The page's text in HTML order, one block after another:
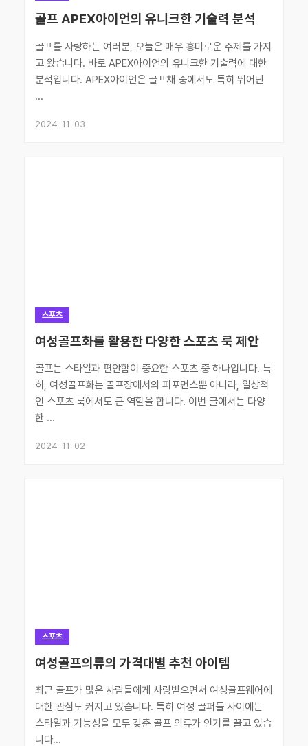
골프 APEX아이언의 유니크한 기술력 분석
골프를 사랑하는 여러분, 오늘은 매우 흥미로운 주제를 가지
고 왔습니다. 바로 APEX아이언의 유니크한 기술력에 대한
분석입니다. APEX아이언은 골프채 중에서도 특히 뛰어난
...
2024-11-03
스포츠
여성골프화를 활용한 다양한 스포츠 룩 제안
골프는 스타일과 편안함이 중요한 스포츠 중 하나입니다. 특
히, 여성골프화는 골프장에서의 퍼포먼스뿐 아니라, 일상적
인 스포츠 룩에서도 큰 역할을 합니다. 이번 글에서는 다양
한 ...
2024-11-02
스포츠
여성골프의류의 가격대별 추천 아이템
최근 골프가 많은 사람들에게 사랑받으면서 여성골프웨어에
대한 관심도 커지고 있습니다. 특히 여성 골퍼들 사이에는
스타일과 기능성을 모두 갖춘 골프 의류가 인기를 끌고 있습
니다...